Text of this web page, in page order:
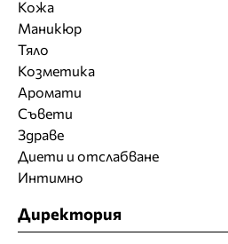
Кожа
Маникюр
Тяло
Козметика
Аромати
Съвети
Здраве
Диети и отслабване
Интимно
Директория